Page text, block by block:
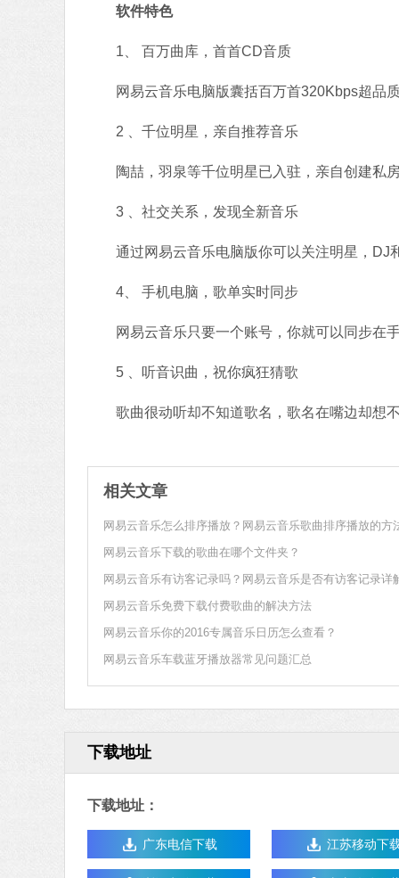
软件特色
1、 百万曲库，首首CD音质
网易云音乐电脑版囊括百万首320Kbps超品质
2 、千位明星，亲自推荐音乐
陶喆，羽泉等千位明星已入驻，亲自创建私
3 、社交关系，发现全新音乐
通过网易云音乐电脑版你可以关注明星，DJ
4、 手机电脑，歌单实时同步
网易云音乐只要一个账号，你就可以同步在
5 、听音识曲，祝你疯狂猜歌
歌曲很动听却不知道歌名，歌名在嘴边却想
相关文章
网易云音乐怎么排序播放？网易云音乐歌曲排序播放的方
网易云音乐下载的歌曲在哪个文件夹？
网易云音乐有访客记录吗？网易云音乐是否有访客记录详
网易云音乐免费下载付费歌曲的解决方法
网易云音乐你的2016专属音乐日历怎么查看？
网易云音乐车载蓝牙播放器常见问题汇总
下载地址
下载地址：
广东电信下载 江苏移动下